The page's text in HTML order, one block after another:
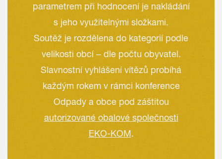
parametrem při hodnocení je nakládání
s jeho využitelnými složkami.
Soutěž je rozdělena do kategorií podle
velikosti obcí – dle počtu obyvatel.
Slavnostní vyhlášení vítězů probíhá
každým rokem v rámci konference
Odpady a obce pod záštitou
autorizované obalové společnosti
EKO-KOM.